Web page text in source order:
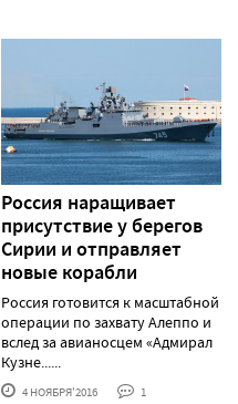
Россия наращивает
присутствие у берегов
Сирии и отправляет
новые корабли
Россия готовится к масштабной
операции по захвату Алеппо и
вслед за авианосцем «Адмирал
Кузне......
4 НОЯБРЯ'2016 1